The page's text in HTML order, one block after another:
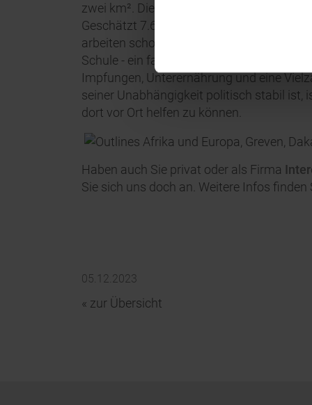
zwei km². Die Lage auf einer Halbinsel
Geschätzt 7.600 Kinder ab 2 Jahren
arbeiten schon in jungen Jahren als
Schule - ein fatale Ausgangssituation für
Impfungen, Unterernährung und eine
seiner Unabhängigkeit politisch stabil ist,
dort vor Ort helfen zu können.
Haben auch Sie privat oder als Firma
Sie sich uns doch an. Weitere Infos finden
05.12.2023
« zur Übersicht